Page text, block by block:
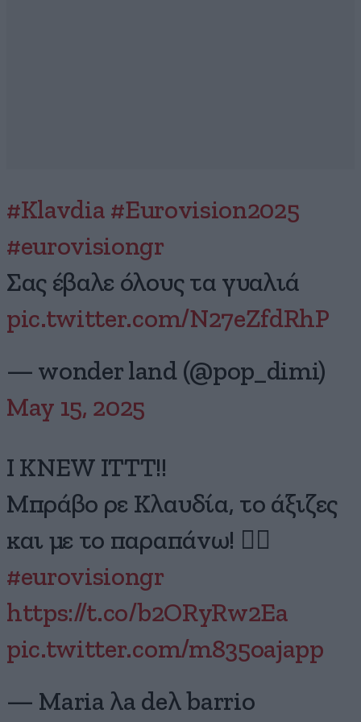
#Klavdia #Eurovision2025
#eurovisiongr
Σας έβαλε όλους τα γυαλιά
pic.twitter.com/N27eZfdRhP
— wonder land (@pop_dimi)
May 15, 2025
I KNEW ITTT!!
Μπράβο ρε Κλαυδία, το άξιζες
και με το παραπάνω! ❤️‍🔥
#eurovisiongr
https://t.co/b2ORyRw2Ea
pic.twitter.com/m835oajapp
— Maria λa deλ barrio